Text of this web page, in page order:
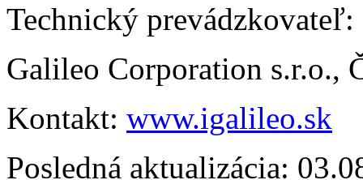
Technický prevádzkovateľ:
Galileo Corporation s.r.o.,
Kontakt: www.igalileo.sk
Posledná aktualizácia: